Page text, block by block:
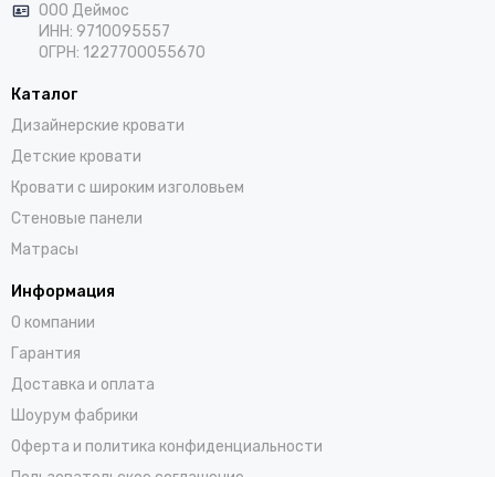
ООО Деймос
ИНН: 9710095557
ОГРН: 1227700055670
Каталог
Дизайнерские кровати
Детские кровати
Кровати с широким изголовьем
Стеновые панели
Матрасы
Информация
О компании
Гарантия
Доставка и оплата
Шоурум фабрики
Оферта и политика конфиденциальности